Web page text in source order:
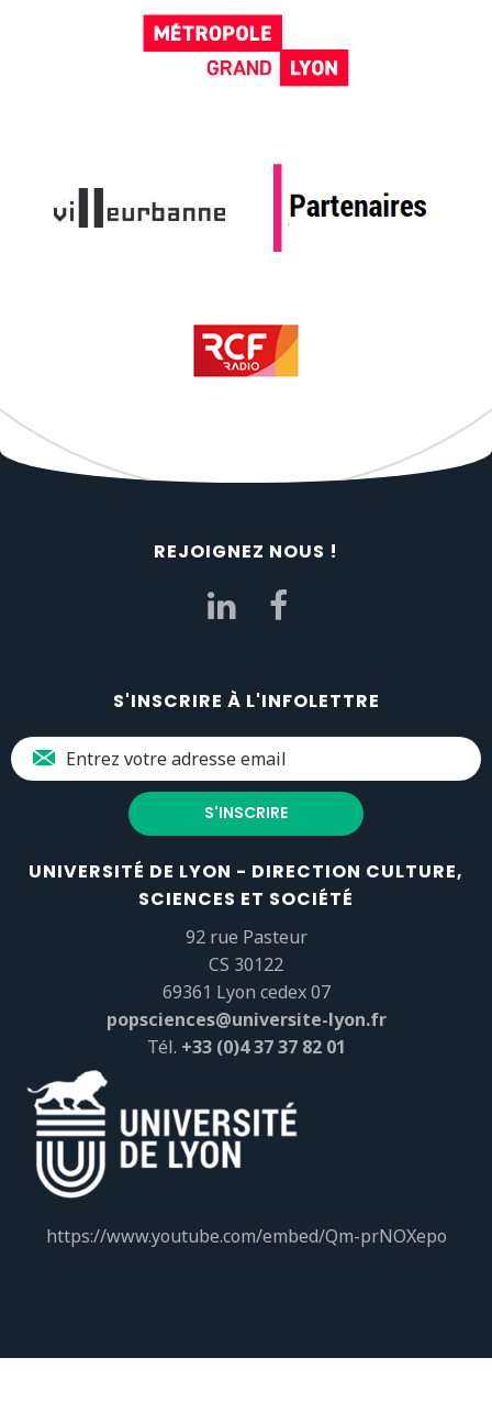
REJOIGNEZ NOUS !
S'INSCRIRE À L'INFOLETTRE
UNIVERSITÉ DE LYON - DIRECTION CULTURE,
SCIENCES ET SOCIÉTÉ
92 rue Pasteur
CS 30122
69361 Lyon cedex 07
popsciences@universite-lyon.fr
Tél. +33 (0)4 37 37 82 01
https://www.youtube.com/embed/Qm-prNOXepo